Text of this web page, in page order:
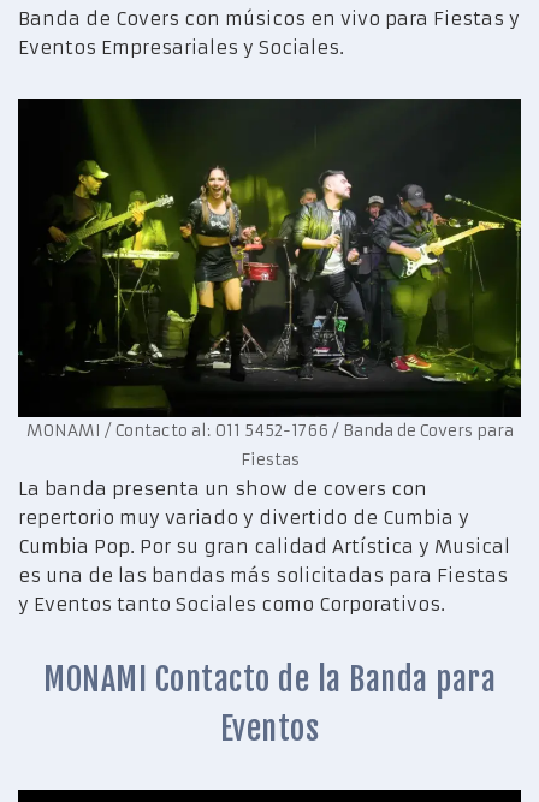
Banda de Covers con músicos en vivo para Fiestas y
Eventos Empresariales y Sociales.
MONAMI / Contacto al: 011 5452-1766 / Banda de Covers para
Fiestas
La banda presenta un show de covers con
repertorio muy variado y divertido de Cumbia y
Cumbia Pop. Por su gran calidad Artística y Musical
es una de las bandas más solicitadas para Fiestas
y Eventos tanto Sociales como Corporativos.
MONAMI Contacto de la Banda para
Eventos